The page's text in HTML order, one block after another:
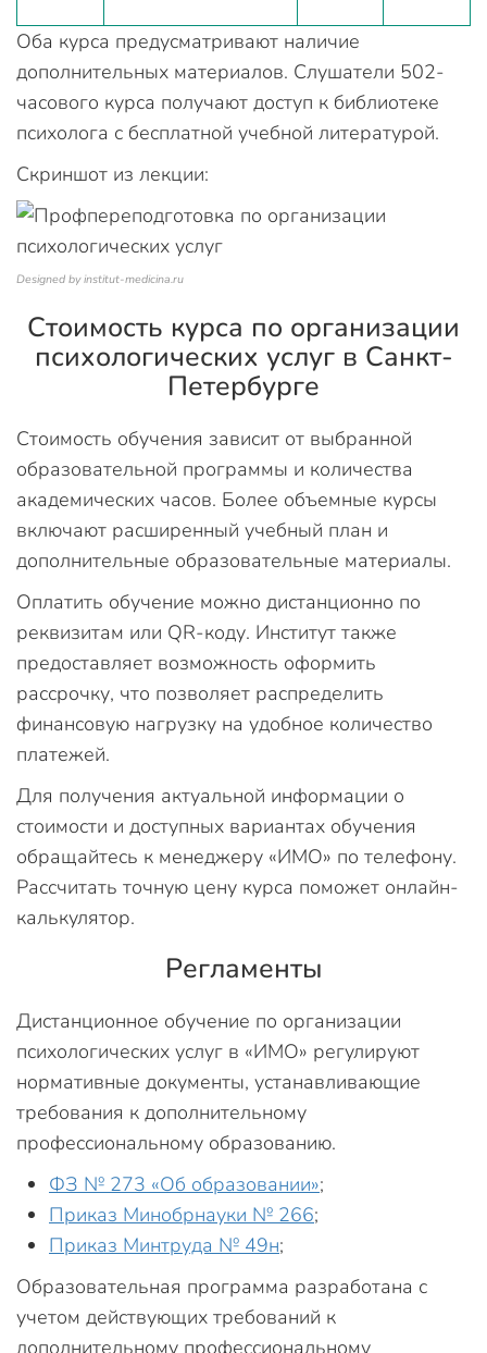
Оба курса предусматривают наличие
дополнительных материалов. Слушатели 502-
часового курса получают доступ к библиотеке
психолога с бесплатной учебной литературой.
Скриншот из лекции:
Designed by institut-medicina.ru
Стоимость курса по организации
психологических услуг в Санкт-
Петербурге
Стоимость обучения зависит от выбранной
образовательной программы и количества
академических часов. Более объемные курсы
включают расширенный учебный план и
дополнительные образовательные материалы.
Оплатить обучение можно дистанционно по
реквизитам или QR-коду. Институт также
предоставляет возможность оформить
рассрочку, что позволяет распределить
финансовую нагрузку на удобное количество
платежей.
Для получения актуальной информации о
стоимости и доступных вариантах обучения
обращайтесь к менеджеру «ИМО» по телефону.
Рассчитать точную цену курса поможет онлайн-
калькулятор.
Регламенты
Дистанционное обучение по организации
психологических услуг в «ИМО» регулируют
нормативные документы, устанавливающие
требования к дополнительному
профессиональному образованию.
ФЗ № 273 «Об образовании»;
Приказ Минобрнауки № 266;
Приказ Минтруда № 49н;
Образовательная программа разработана с
учетом действующих требований к
дополнительному профессиональному